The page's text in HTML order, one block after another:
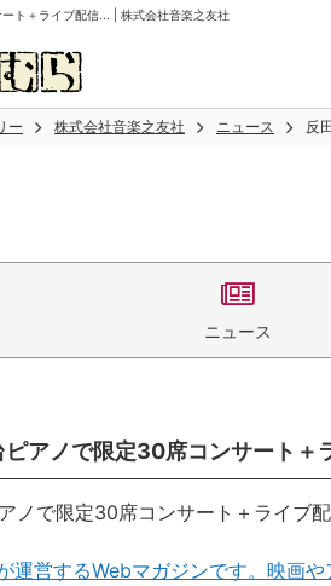
ト＋ライブ配信... | 株式会社音楽之友社
ー 株式会社音楽之友社 ニュース 反
ニュース
アノで限定30席コンサート＋
ノで限定30席コンサート＋ライブ
運営するWebマガジンです。映画